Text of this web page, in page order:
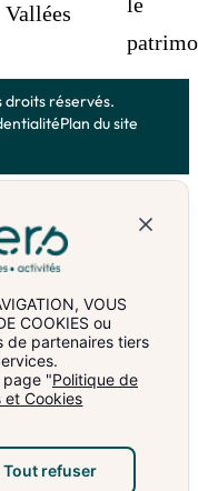
droits réservés.
Plan du site
VOUS
COOKIES ou
de partenaires tiers
page "Politique de
et Cookies
Tout refuser